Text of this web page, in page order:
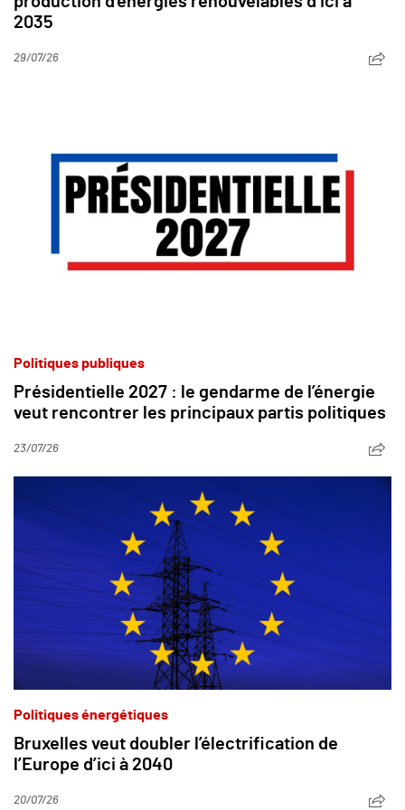
2035
29/07/26
Politiques publiques
Présidentielle 2027 : le gendarme de l’énergie
veut rencontrer les principaux partis politiques
23/07/26
Politiques énergétiques
Bruxelles veut doubler l’électrification de
l’Europe d’ici à 2040
20/07/26